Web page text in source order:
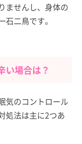
ませんし、身体の
二鳥です。
い場合は？
気のコントロール
処法は主に2つあ